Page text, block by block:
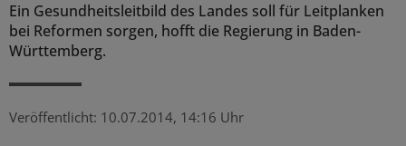
Ein Gesundheitsleitbild des Landes soll für Leitplanken
bei Reformen sorgen, hofft die Regierung in Baden-
Württemberg.
Veröffentlicht: 10.07.2014, 14:16 Uhr